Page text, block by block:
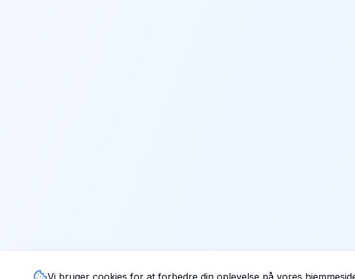
Vi bruger cookies for at forbedre din oplevelse på vores